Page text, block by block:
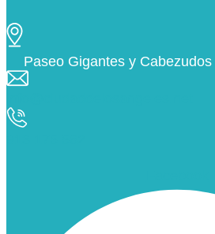
Paseo Gigantes y